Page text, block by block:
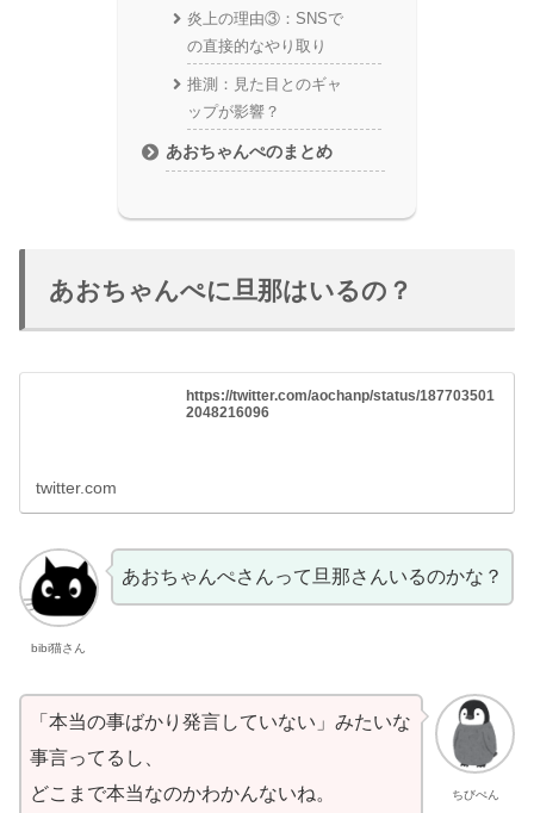
炎上の理由③：SNSで
の直接的なやり取り
推測：見た目とのギャ
ップが影響？
あおちゃんぺのまとめ
あおちゃんぺに旦那はいるの？
https://twitter.com/aochanp/status/187703501
2048216096
twitter.com
bibi猫さん
あおちゃんぺさんって旦那さんいるのかな？
ちびぺん
「本当の事ばかり発言していない」みたいな
事言ってるし、
どこまで本当なのかわかんないね。